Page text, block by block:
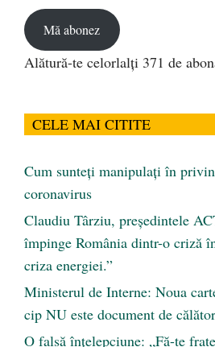
Mă abonez
Alătură-te celorlalți 371 de
CELE MAI CITITE
Cum sunteți manipulați în
coronavirus
Claudiu Târziu, președintele
împinge România dintr-o criză
criza energiei.”
Ministerul de Interne: Noua
cip NU este document de
O falsă înțelepciune: „Fă-te